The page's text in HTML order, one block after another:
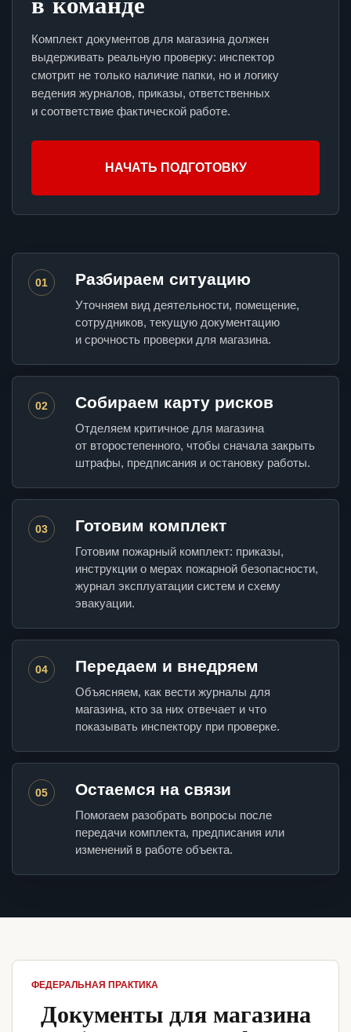
Комплект документов для магазина должен
выдерживать реальную проверку: инспектор
смотрит не только наличие папки, но и логику
ведения журналов, приказы, ответственных
и соответствие фактической работе.
НАЧАТЬ ПОДГОТОВКУ
01 Разбираем ситуацию
Уточняем вид деятельности, помещение,
сотрудников, текущую документацию
и срочность проверки для магазина.
02 Собираем карту рисков
Отделяем критичное для магазина
от второстепенного, чтобы сначала закрыть
штрафы, предписания и остановку работы.
03 Готовим комплект
Готовим пожарный комплект: приказы,
инструкции о мерах пожарной безопасности,
журнал эксплуатации систем и схему
эвакуации.
04 Передаем и внедряем
Объясняем, как вести журналы для
магазина, кто за них отвечает и что
показывать инспектору при проверке.
05 Остаемся на связи
Помогаем разобрать вопросы после
передачи комплекта, предписания или
изменений в работе объекта.
ФЕДЕРАЛЬНАЯ ПРАКТИКА
Документы для магазина